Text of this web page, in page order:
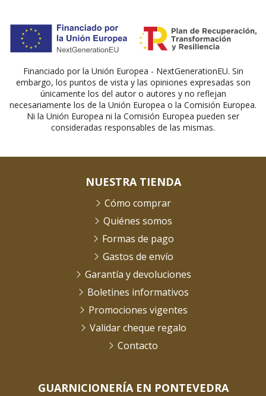
Financiado por la Unión Europea - NextGenerationEU. Sin
embargo, los puntos de vista y las opiniones expresadas son
únicamente los del autor o autores y no reflejan
necesariamente los de la Unión Europea o la Comisión Europea.
Ni la Unión Europea ni la Comisión Europea pueden ser
consideradas responsables de las mismas.
GUARNICIONERÍA EN PONTEVEDRA
NUESTRA TIENDA
Cómo comprar
Quiénes somos
Formas de pago
Gastos de envío
Garantía y devoluciones
Boletines informativos
Promociones vigentes
Validar cheque regalo
Contacto